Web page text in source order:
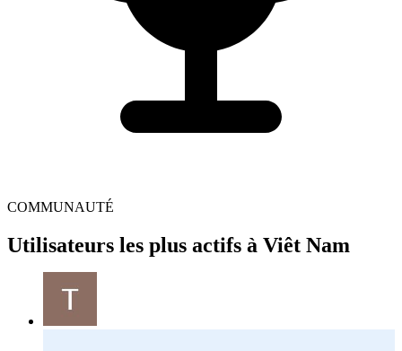
COMMUNAUTÉ
Utilisateurs les plus actifs à Viêt Nam